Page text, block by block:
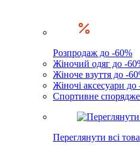
Розпродаж до -60%
Жіночий одяг до -
Жіноче взуття до -
Жіночі аксесуари до
Спортивне
Переглянути всі